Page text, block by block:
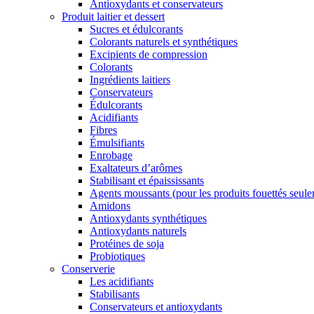
Antioxydants et conservateurs
Produit laitier et dessert
Sucres et édulcorants
Colorants naturels et synthétiques
Excipients de compression
Colorants
Ingrédients laitiers
Conservateurs
Édulcorants
Acidifiants
Fibres
Émulsifiants
Enrobage
Exaltateurs d’arômes
Stabilisant et épaississants
Agents moussants (pour les produits fouettés
Amidons
Antioxydants synthétiques
Antioxydants naturels
Protéines de soja
Probiotiques
Conserverie
Les acidifiants
Stabilisants
Conservateurs et antioxydants